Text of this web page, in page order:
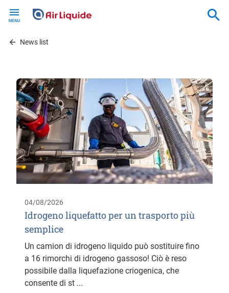
contentNews list
04/08/2026
Idrogeno liquefatto per un trasporto più
semplice
Un camion di idrogeno liquido può sostituire fino
a 16 rimorchi di idrogeno gassoso! Ciò è reso
possibile dalla liquefazione criogenica, che
consente di st ...